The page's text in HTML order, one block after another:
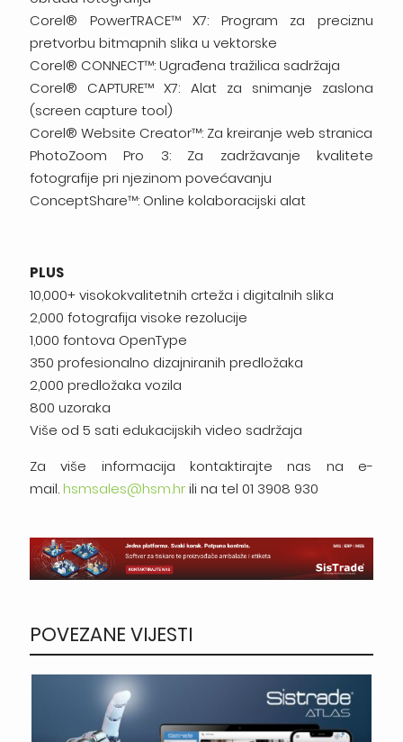
Corel® PowerTRACE™ X7: Program za preciznu
pretvorbu bitmapnih slika u vektorske
Corel® CONNECT™: Ugrađena tražilica sadržaja
Corel® CAPTURE™ X7: Alat za snimanje zaslona
(screen capture tool)
Corel® Website Creator™: Za kreiranje web stranica
PhotoZoom Pro 3: Za zadržavanje kvalitete
fotografije pri njezinom povećavanju
ConceptShare™: Online kolaboracijski alat
PLUS
10,000+ visokokvalitetnih crteža i digitalnih slika
2,000 fotografija visoke rezolucije
1,000 fontova OpenType
350 profesionalno dizajniranih predložaka
2,000 predložaka vozila
800 uzoraka
Više od 5 sati edukacijskih video sadržaja
Za više informacija kontaktirajte nas na e-
mail. hsmsales@hsm.hrili na tel 01 3908 930
POVEZANE VIJESTI